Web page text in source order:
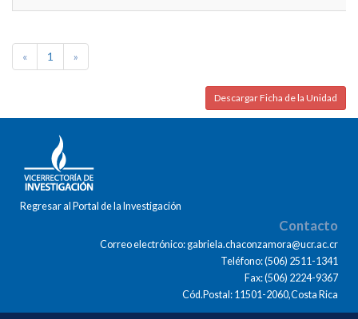
« 1 »
Descargar Ficha de la Unidad
Regresar al Portal de la Investigación
Contacto
Correo electrónico: gabriela.chaconzamora@ucr.ac.cr
Teléfono: (506) 2511-1341
Fax: (506) 2224-9367
Cód.Postal: 11501-2060,Costa Rica